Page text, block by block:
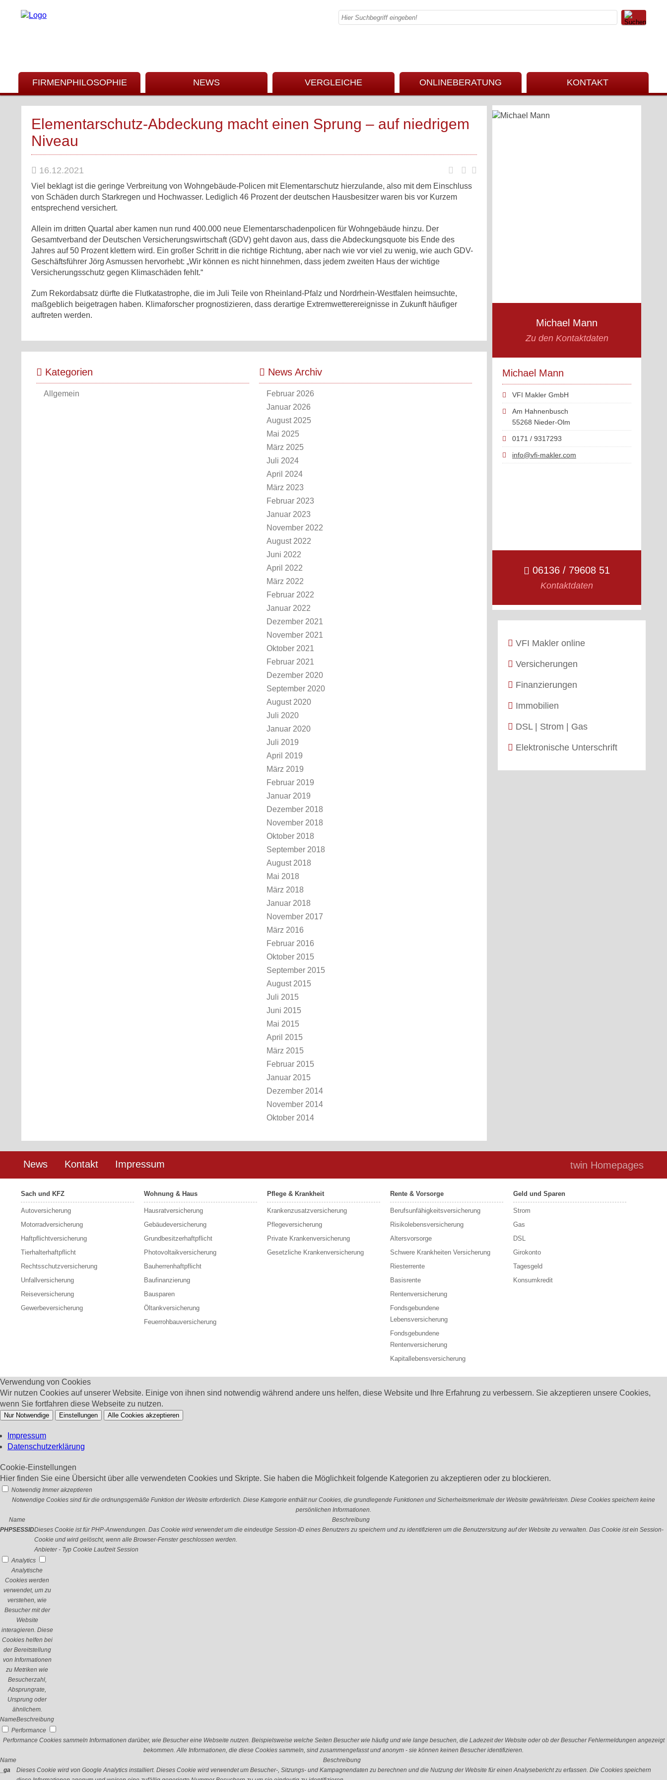
FIRMENPHILOSOPHIE NEWS VERGLEICHE ONLINEBERATUNG KONTAKT
Michael Mann
Zu den Kontaktdaten
Michael Mann
VFI Makler GmbH
Am Hahnenbusch
55268 Nieder-Olm
0171 / 9317293
info@vfi-makler.com
06136 / 79608 51
Kontaktdaten
VFI Makler online
Versicherungen
Finanzierungen
Immobilien
DSL | Strom | Gas
Elektronische Unterschrift
Elementarschutz-Abdeckung macht einen Sprung – auf niedrigem
Niveau
16.12.2021
Viel beklagt ist die geringe Verbreitung von Wohngebäude-Policen mit Elementarschutz hierzulande, also mit dem Einschluss
von Schäden durch Starkregen und Hochwasser. Lediglich 46 Prozent der deutschen Hausbesitzer waren bis vor Kurzem
entsprechend versichert.
Allein im dritten Quartal aber kamen nun rund 400.000 neue Elementarschadenpolicen für Wohngebäude hinzu. Der
Gesamtverband der Deutschen Versicherungswirtschaft (GDV) geht davon aus, dass die Abdeckungsquote bis Ende des
Jahres auf 50 Prozent klettern wird. Ein großer Schritt in die richtige Richtung, aber nach wie vor viel zu wenig, wie auch GDV-
Geschäftsführer Jörg Asmussen hervorhebt: „Wir können es nicht hinnehmen, dass jedem zweiten Haus der wichtige
Versicherungsschutz gegen Klimaschäden fehlt.“
Zum Rekordabsatz dürfte die Flutkatastrophe, die im Juli Teile von Rheinland-Pfalz und Nordrhein-Westfalen heimsuchte,
maßgeblich beigetragen haben. Klimaforscher prognostizieren, dass derartige Extremwetterereignisse in Zukunft häufiger
auftreten werden.
Kategorien
Allgemein
News Archiv
Februar 2026
Januar 2026
August 2025
Mai 2025
März 2025
Juli 2024
April 2024
März 2023
Februar 2023
Januar 2023
November 2022
August 2022
Juni 2022
April 2022
März 2022
Februar 2022
Januar 2022
Dezember 2021
November 2021
Oktober 2021
Februar 2021
Dezember 2020
September 2020
August 2020
Juli 2020
Januar 2020
Juli 2019
April 2019
März 2019
Februar 2019
Januar 2019
Dezember 2018
November 2018
Oktober 2018
September 2018
August 2018
Mai 2018
März 2018
Januar 2018
November 2017
März 2016
Februar 2016
Oktober 2015
September 2015
August 2015
Juli 2015
Juni 2015
Mai 2015
April 2015
März 2015
Februar 2015
Januar 2015
Dezember 2014
November 2014
Oktober 2014
News Kontakt Impressum twin Homepages
Sach und KFZ
Autoversicherung
Motorradversicherung
Haftpflichtversicherung
Tierhalterhaftpflicht
Rechtsschutzversicherung
Unfallversicherung
Reiseversicherung
Gewerbeversicherung
Wohnung & Haus
Hausratversicherung
Gebäudeversicherung
Grundbesitzerhaftpflicht
Photovoltaikversicherung
Bauherrenhaftpflicht
Baufinanzierung
Bausparen
Öltankversicherung
Feuerrohbauversicherung
Pflege & Krankheit
Krankenzusatzversicherung
Pflegeversicherung
Private Krankenversicherung
Gesetzliche Krankenversicherung
Rente & Vorsorge
Berufs­unfähigkeitsversicherung
Risikolebensversicherung
Altersvorsorge
Schwere Krankheiten Versicherung
Riesterrente
Basisrente
Rentenversicherung
Fondsgebundene
Lebensversicherung
Fondsgebundene
Rentenversicherung
Kapitallebensversicherung
Geld und Sparen
Strom
Gas
DSL
Girokonto
Tagesgeld
Konsumkredit
Verwendung von Cookies
Wir nutzen Cookies auf unserer Website. Einige von ihnen sind notwendig während andere uns helfen, diese Website und Ihre Erfahrung zu verbessern. Sie akzeptieren unsere Cookies,
wenn Sie fortfahren diese Webseite zu nutzen.
Nur Notwendige Einstellungen Alle Cookies akzeptieren
Impressum
Datenschutzerklärung
Cookie-Einstellungen
Hier finden Sie eine Übersicht über alle verwendeten Cookies und Skripte. Sie haben die Möglichkeit folgende Kategorien zu akzeptieren oder zu blockieren.
Notwendig Immer akzeptieren
Notwendige Cookies sind für die ordnungsgemäße Funktion der Website erforderlich. Diese Kategorie enthält nur Cookies, die grundlegende Funktionen und Sicherheitsmerkmale der Website gewährleisten. Diese Cookies speichern keine
persönlichen Informationen.
Name
Beschreibung
PHPSESSIDDieses Cookie ist für PHP-Anwendungen. Das Cookie wird verwendet um die eindeutige Session-ID eines Benutzers zu speichern und zu identifizieren um die Benutzersitzung auf der Website zu verwalten. Das Cookie ist ein Session-
Cookie und wird gelöscht, wenn alle Browser-Fenster geschlossen werden.
Anbieter - Typ Cookie Laufzeit Session
Analytics
Analytische
Cookies werden
verwendet, um zu
verstehen, wie
Besucher mit der
Website
interagieren. Diese
Cookies helfen bei
der Bereitstellung
von Informationen
zu Metriken wie
Besucherzahl,
Absprungrate,
Ursprung oder
ähnlichem.
NameBeschreibung
Performance
Performance Cookies sammeln Informationen darüber, wie Besucher eine Webseite nutzen. Beispielsweise welche Seiten Besucher wie häufig und wie lange besuchen, die Ladezeit der Website oder ob der Besucher Fehlermeldungen angezeigt
bekommen. Alle Informationen, die diese Cookies sammeln, sind zusammengefasst und anonym - sie können keinen Besucher identifizieren.
Name
Beschreibung
_ga
Dieses Cookie wird von Google Analytics installiert. Dieses Cookie wird verwendet um Besucher-, Sitzungs- und Kampagnendaten zu berechnen und die Nutzung der Website für einen Analysebericht zu erfassen. Die Cookies speichern